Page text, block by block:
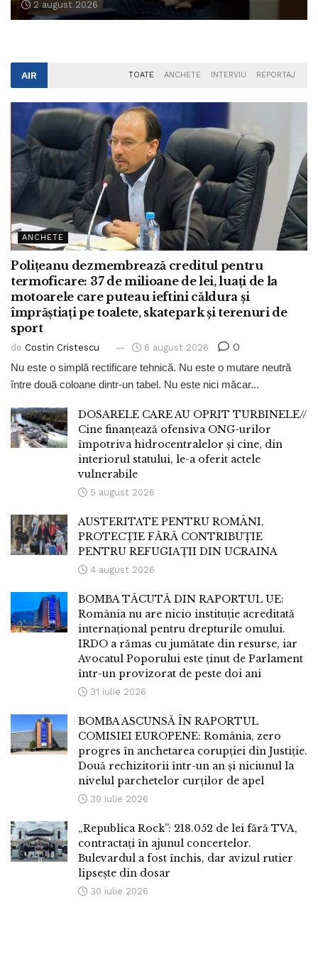
2 august 2026
AIR TOATE ANCHETE INTERVIU REPORTAJ
ANCHETE
Polițeanu dezmembrează creditul pentru
termoficare: 37 de milioane de lei, luați de la
motoarele care puteau ieftini căldura și
împrăștiați pe toalete, skatepark și terenuri de
sport
de Costin Cristescu 6 august 2026 0
Nu este o simplă rectificare tehnică. Nu este o mutare neutră
între două coloane dintr-un tabel. Nu este nici măcar...
DOSARELE CARE AU OPRIT TURBINELE//
Cine finanțează ofensiva ONG-urilor
împotriva hidrocentralelor și cine, din
interiorul statului, le-a oferit actele
vulnerabile
5 august 2026
AUSTERITATE PENTRU ROMÂNI,
PROTECȚIE FĂRĂ CONTRIBUȚIE
PENTRU REFUGIAȚII DIN UCRAINA
4 august 2026
BOMBA TĂCUTĂ DIN RAPORTUL UE:
România nu are nicio instituție acreditată
internațional pentru drepturile omului.
IRDO a rămas cu jumătate din resurse, iar
Avocatul Poporului este ținut de Parlament
într-un provizorat de peste doi ani
31 iulie 2026
BOMBA ASCUNSĂ ÎN RAPORTUL
COMISIEI EUROPENE: România, zero
progres în anchetarea corupției din Justiție.
Două rechizitorii într-un an și niciunul la
nivelul parchetelor curților de apel
30 iulie 2026
„Republica Rock”: 218.052 de lei fără TVA,
contractați în ajunul concertelor.
Bulevardul a fost închis, dar avizul rutier
lipsește din dosar
30 iulie 2026